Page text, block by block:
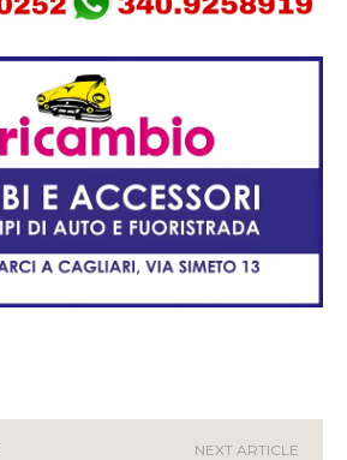
NEXT ARTICLE